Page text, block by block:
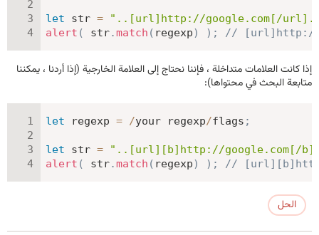
let str =
"..[url]http://google.com[/
alert ( str.match ( regexp) ) ; // [url]http://
إذا كانت العلامات متداخلة ، فإننا نحتاج إلى العلامة الخارجية (إذا أردنا ، يمكننا
متابعة البحث في محتواها):
let regexp = /your regexp/flags ;
let str =
"..[url][b]http://google.com[/
alert ( str.match ( regexp) ) ; //
الحل